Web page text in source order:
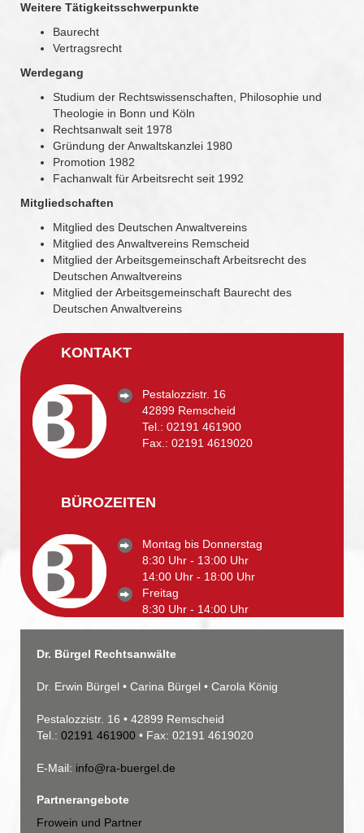
Weitere Tätigkeitsschwerpunkte
Baurecht
Vertragsrecht
Werdegang
Studium der Rechtswissenschaften, Philosophie und
Theologie in Bonn und Köln
Rechtsanwalt seit 1978
Gründung der Anwaltskanzlei 1980
Promotion 1982
Fachanwalt für Arbeitsrecht seit 1992
Mitgliedschaften
Mitglied des Deutschen Anwaltvereins
Mitglied des Anwaltvereins Remscheid
Mitglied der Arbeitsgemeinschaft Arbeitsrecht des
Deutschen Anwaltvereins
Mitglied der Arbeitsgemeinschaft Baurecht des
Deutschen Anwaltvereins
KONTAKT
Pestalozzistr. 16
42899 Remscheid
Tel.: 02191 461900
Fax.: 02191 4619020
BÜROZEITEN
Montag bis Donnerstag
8:30 Uhr - 13:00 Uhr
14:00 Uhr - 18:00 Uhr
Freitag
8:30 Uhr - 14:00 Uhr
Dr. Bürgel Rechtsanwälte
Dr. Erwin Bürgel • Carina Bürgel • Carola König
Pestalozzistr. 16 • 42899 Remscheid
Tel.: 02191 461900 • Fax: 02191 4619020
E-Mail: info@ra-buergel.de
Partnerangebote
Frowein und Partner